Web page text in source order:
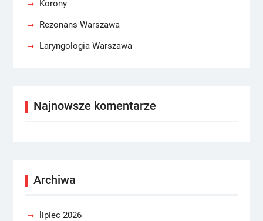
Korony
Rezonans Warszawa
Laryngologia Warszawa
Najnowsze komentarze
Archiwa
lipiec 2026